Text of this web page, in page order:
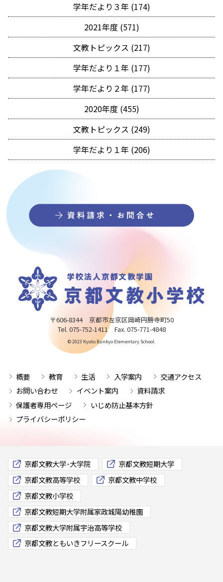
学年だより３年 (174)
2021年度 (571)
文教トピックス (217)
学年だより１年 (177)
学年だより２年 (177)
2020年度 (455)
文教トピックス (249)
学年だより１年 (206)
〒606-8344 京都市左京区岡崎円勝寺町50
Tel. 075-752-1411 Fax. 075-771-4848
© 2023 Kyoto Bunkyo Elementary School.
概要 教育 生活 入学案内
交通アクセス
お問い合わせ
イベント案内
資料請求
保護者専用ページ
いじめ防止基本方針
プライバシーポリシー
京都文教大学･大学院
京都文教短期大学
京都文教高等学校
京都文教中学校
京都文教小学校
京都文教短期大学附属家政城陽幼稚園
京都文教大学附属宇治高等学校
京都文教ともいきフリースクール